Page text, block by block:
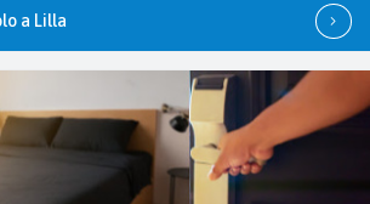
a Lilla